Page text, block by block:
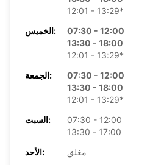
12:01 - 13:29*
الخميس:
07:30 - 12:00
13:30 - 18:00
12:01 - 13:29*
الجمعة:
07:30 - 12:00
13:30 - 18:00
12:01 - 13:29*
السبت:
07:30 - 12:00
13:30 - 17:00
الأحد:
مغلق